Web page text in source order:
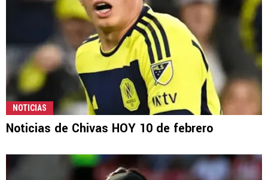
NOTICIAS
Noticias de Chivas HOY 10 de febrero